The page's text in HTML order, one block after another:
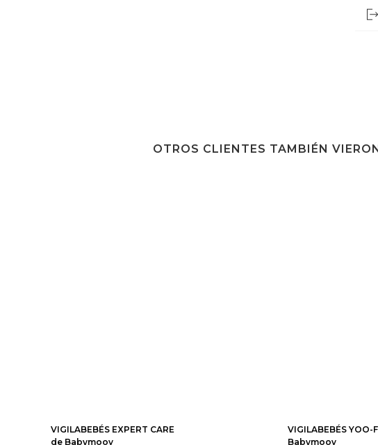
OTROS CLIENTES TAMBIÉN VIERON
VIGILABEBÉS EXPERT CARE
de Babymoov
VIGILABEBÉS YOO-
Babymoov